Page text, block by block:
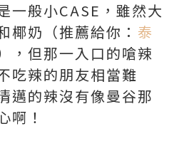
一般小CASE，雖然大
椰奶（推薦給你： 泰
，但那一入口的嗆辣
吃辣的朋友相當難
邁的辣沒有像曼谷那
啊！